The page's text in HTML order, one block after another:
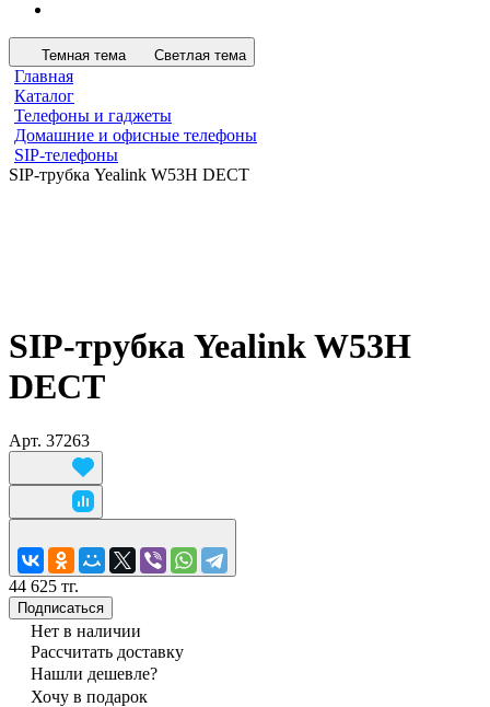
Темная тема Светлая тема
Главная
Каталог
Телефоны и гаджеты
Домашние и офисные телефоны
SIP-телефоны
SIP-трубка Yealink W53H DECT
SIP-трубка Yealink W53H
DECT
Арт. 37263
44 625 тг.
Подписаться
Нет в наличии
Рассчитать доставку
Нашли дешевле?
Хочу в подарок